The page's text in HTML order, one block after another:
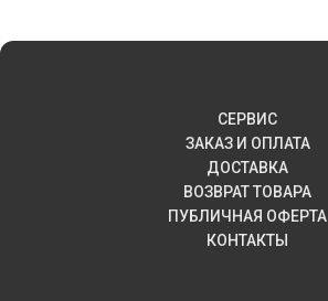
СЕРВИС
ЗАКАЗ И ОПЛАТА
ДОСТАВКА
ВОЗВРАТ ТОВАРА
ПУБЛИЧНАЯ ОФЕРТА
КОНТАКТЫ